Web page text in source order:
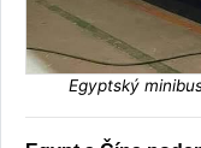
Egyptský